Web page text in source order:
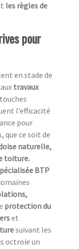
les règles de
pour
en stade de
travaux
l’efficacité
pour
que ce soit de
naturelle,
toiture.
BTP
protection du
et
suivant les
octroie un